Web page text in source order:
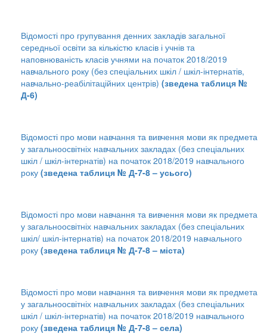
Відомості про групування денних закладів загальної
середньої освіти за кількістю класів і учнів та
наповнюваність класів учнями на початок 2018/2019
навчального року (без спеціальних шкіл / шкіл-інтернатів,
навчально-реабілітаційних центрів) (зведена таблиця №
Д-6)
Відомості про мови навчання та вивчення мови як предмета
у загальноосвітніх навчальних закладах (без спеціальних
шкіл / шкіл-інтернатів) на початок 2018/2019 навчального
року (зведена таблиця № Д-7-8 – усього)
Відомості про мови навчання та вивчення мови як предмета
у загальноосвітніх навчальних закладах (без спеціальних
шкіл/ шкіл-інтернатів) на початок 2018/2019 навчального
року (зведена таблиця № Д-7-8 – міста)
Відомості про мови навчання та вивчення мови як предмета
у загальноосвітніх навчальних закладах (без спеціальних
шкіл / шкіл-інтернатів) на початок 2018/2019 навчального
року (зведена таблиця № Д-7-8 – села)